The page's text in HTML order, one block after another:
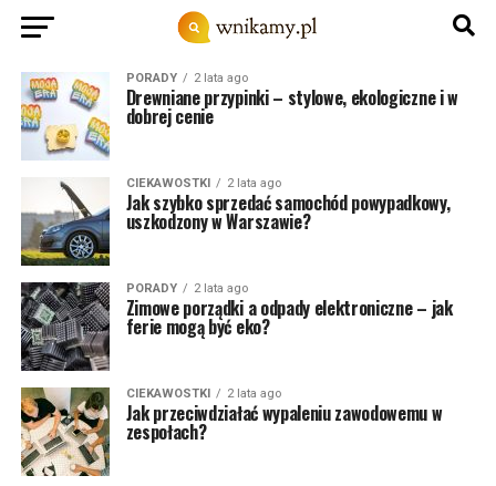
PORADY 2 lata ago
Drewniane przypinki – stylowe, ekologiczne i w
dobrej cenie
CIEKAWOSTKI 2 lata ago
Jak szybko sprzedać samochód powypadkowy,
uszkodzony w Warszawie?
PORADY 2 lata ago
Zimowe porządki a odpady elektroniczne – jak
ferie mogą być eko?
CIEKAWOSTKI 2 lata ago
Jak przeciwdziałać wypaleniu zawodowemu w
zespołach?